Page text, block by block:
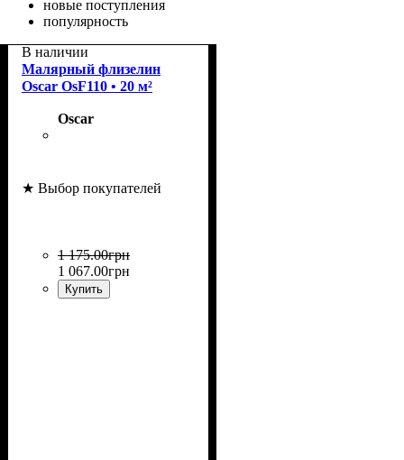
новые поступления
популярность
В наличии
Малярный флизелин
Oscar OsF110 • 20 м²
Oscar
★ Выбор покупателей
1 175.00грн
1 067.00грн
Купить